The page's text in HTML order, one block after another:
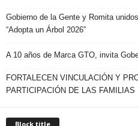
Gobierno de la Gente y Romita
“Adopta un Árbol 2026”
A 10 años de Marca GTO, invita
FORTALECEN VINCULACIÓN Y
PARTICIPACIÓN DE LAS FAMILIAS
Block title